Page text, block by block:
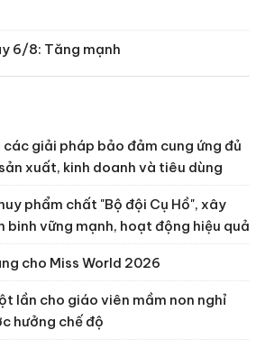
6/8: Tăng mạnh
các giải pháp bảo đảm cung ứng đủ
xuất, kinh doanh và tiêu dùng
phẩm chất "Bộ đội Cụ Hồ", xây
binh vững mạnh, hoạt động hiệu quả
cho Miss World 2026
lần cho giáo viên mầm non nghỉ
hưởng chế độ